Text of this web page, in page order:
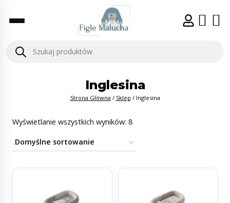
Inglesina
Strona Główna / Sklep / Inglesina
Wyświetlanie wszystkich wyników: 8